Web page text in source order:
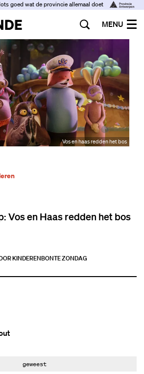
goed wat de provincie allemaal doet
MENU
Vos en haas redden het bos
Vos en Haas redden het bos
KINDERENBONTE ZONDAG
geweest